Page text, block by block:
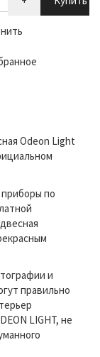
Odeon Light
по
и
правильно
LIGHT, не